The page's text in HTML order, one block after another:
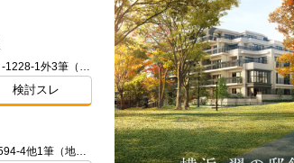
神奈川県藤沢市鵠沼神明２-1228-1外3筆（地番）
検討スレ
神奈川県茅ヶ崎市赤松町3594-4他1筆（地番）